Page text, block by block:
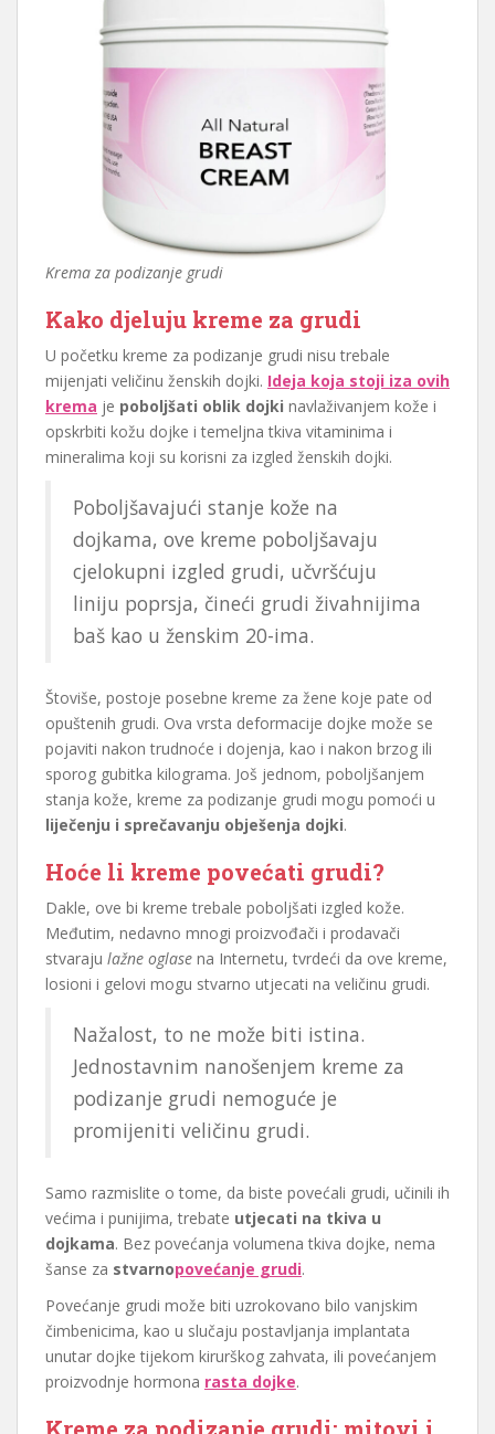
Krema za podizanje grudi
Kako djeluju kreme za grudi
U početku kreme za podizanje grudi nisu trebale
mijenjati veličinu ženskih dojki. Ideja koja stoji iza ovih
krema je poboljšati oblik dojki navlaživanjem kože i
opskrbiti kožu dojke i temeljna tkiva vitaminima i
mineralima koji su korisni za izgled ženskih dojki.
Poboljšavajući stanje kože na
dojkama, ove kreme poboljšavaju
cjelokupni izgled grudi, učvršćuju
liniju poprsja, čineći grudi živahnijima
baš kao u ženskim 20-ima.
Štoviše, postoje posebne kreme za žene koje pate od
opuštenih grudi. Ova vrsta deformacije dojke može se
pojaviti nakon trudnoće i dojenja, kao i nakon brzog ili
sporog gubitka kilograma. Još jednom, poboljšanjem
stanja kože, kreme za podizanje grudi mogu pomoći u
liječenju i sprečavanju obješenja dojki.
Hoće li kreme povećati grudi?
Dakle, ove bi kreme trebale poboljšati izgled kože.
Međutim, nedavno mnogi proizvođači i prodavači
stvaraju lažne oglase na Internetu, tvrdeći da ove kreme,
losioni i gelovi mogu stvarno utjecati na veličinu grudi.
Nažalost, to ne može biti istina.
Jednostavnim nanošenjem kreme za
podizanje grudi nemoguće je
promijeniti veličinu grudi.
Samo razmislite o tome, da biste povećali grudi, učinili ih
većima i punijima, trebate utjecati na tkiva u
dojkama. Bez povećanja volumena tkiva dojke, nema
šanse za stvarnopovećanje grudi.
Povećanje grudi može biti uzrokovano bilo vanjskim
čimbenicima, kao u slučaju postavljanja implantata
unutar dojke tijekom kirurškog zahvata, ili povećanjem
proizvodnje hormona rasta dojke.
Kreme za podizanje grudi: mitovi i